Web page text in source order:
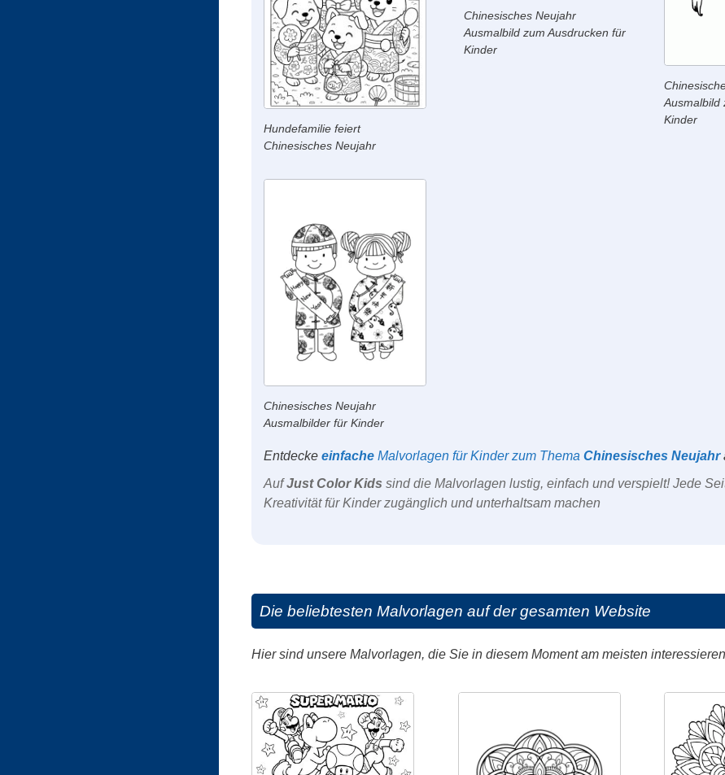
Hundefamilie feiert
Chinesisches Neujahr
Chinesisches Neujahr
Ausmalbild zum Ausdrucken für
Kinder
Ausmalbild
Kinder
Chinesisches Neujahr
Ausmalbilder für Kinder
Entdecke einfacheMalvorlagen für Kinder zum Thema Chinesisches Neujahr
AufJust Color Kids sind die Malvorlagen lustig, einfach und verspielt! Jede
Kreativität für Kinder zugänglich und unterhaltsam machen
Die beliebtesten Malvorlagen auf der gesamten Website
Hier sind unsere Malvorlagen, die Sie in diesem Moment am meisten